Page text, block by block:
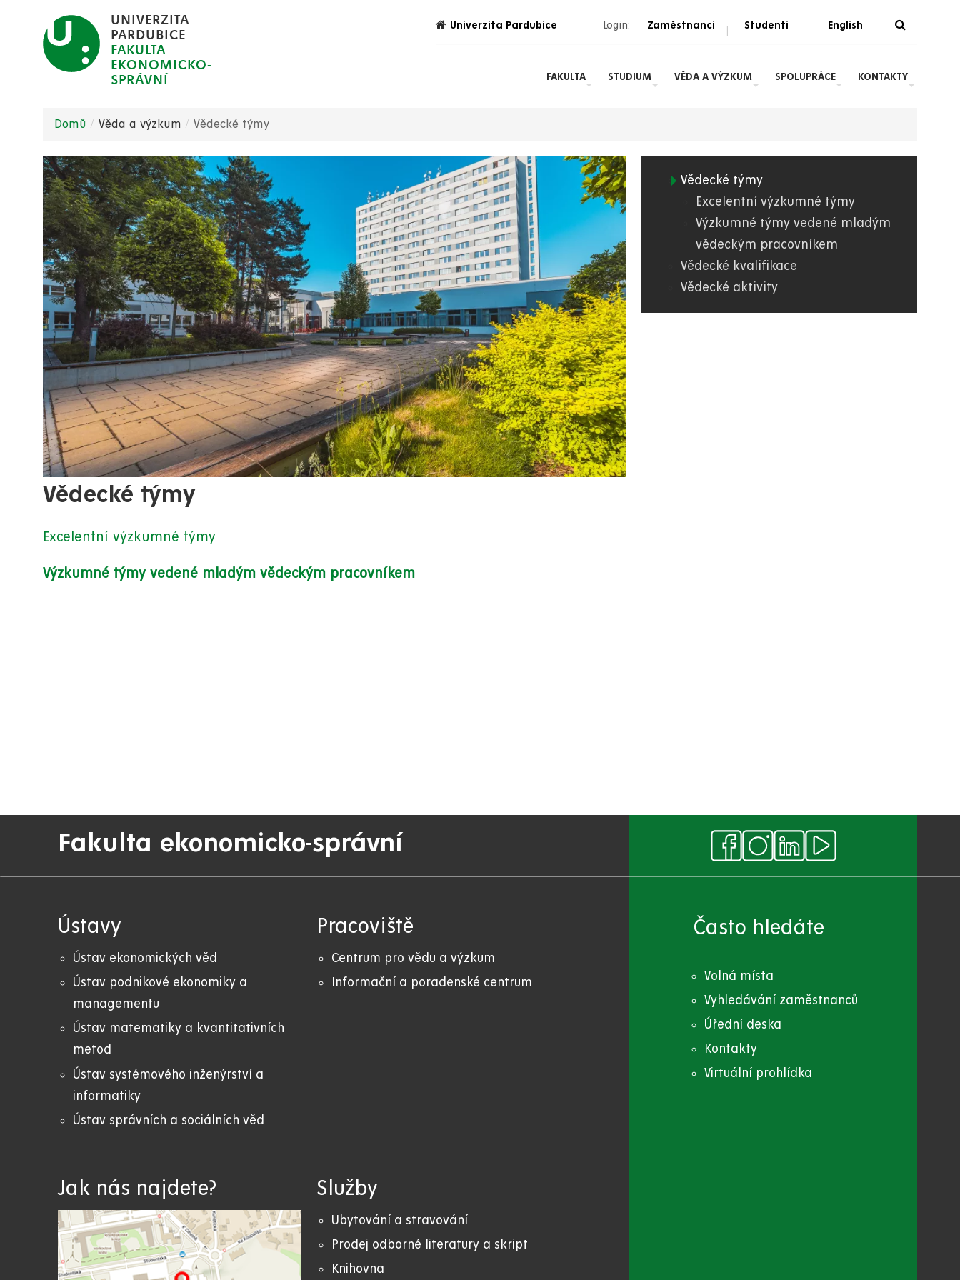
hlavnímu
UNIVERZITA
PARDUBICE
FAKULTA
EKONOMICKO-
SPRÁVNÍ
Univerzita Pardubice Login: Zaměstnanci | Studenti English
FAKULTA STUDIUM VĚDA A VÝZKUM SPOLUPRÁCE KONTAKTY
navigace
Domů Věda a výzkum Vědecké týmy
Vědecké týmy
Excelentní výzkumné týmy
Výzkumné týmy vedené mladým vědeckým pracovníkem
FES
Vědecké týmy
Excelentní výzkumné týmy
Výzkumné týmy vedené mladým
vědeckým pracovníkem
Vědecké kvalifikace
Vědecké aktivity
Fakulta ekonomicko-správní
Ústavy
Ústav ekonomických věd
Ústav podnikové ekonomiky a
managementu
Ústav matematiky a kvantitativních
metod
Ústav systémového inženýrství a
informatiky
Ústav správních a sociálních věd
Pracoviště
Centrum pro vědu a výzkum
Informační a poradenské centrum
Jak nás najdete? Služby
Ubytování a stravování
Prodej odborné literatury a skript
Knihovna
Často hledáte
Volná místa
Vyhledávání zaměstnanců
Úřední deska
Kontakty
Virtuální prohlídka